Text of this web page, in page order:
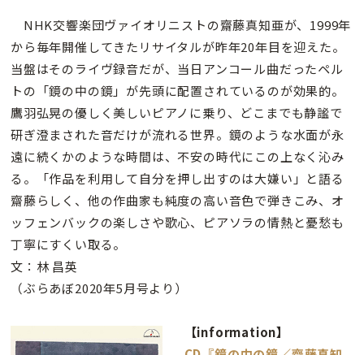
NHK交響楽団ヴァイオリニストの齋藤真知亜が、1999年
から毎年開催してきたリサイタルが昨年20年目を迎えた。
当盤はそのライヴ録音だが、当日アンコール曲だったペル
トの「鏡の中の鏡」が先頭に配置されているのが効果的。
鷹羽弘晃の優しく美しいピアノに乗り、どこまでも静謐で
研ぎ澄まされた音だけが流れる世界。鏡のような水面が永
遠に続くかのような時間は、不安の時代にこの上なく沁み
る。「作品を利用して自分を押し出すのは大嫌い」と語る
齋藤らしく、他の作曲家も純度の高い音色で弾きこみ、オ
ッフェンバックの楽しさや歌心、ピアソラの情熱と憂愁も
丁寧にすくい取る。
文：林 昌英
（ぶらあぼ2020年5月号より）
【information】